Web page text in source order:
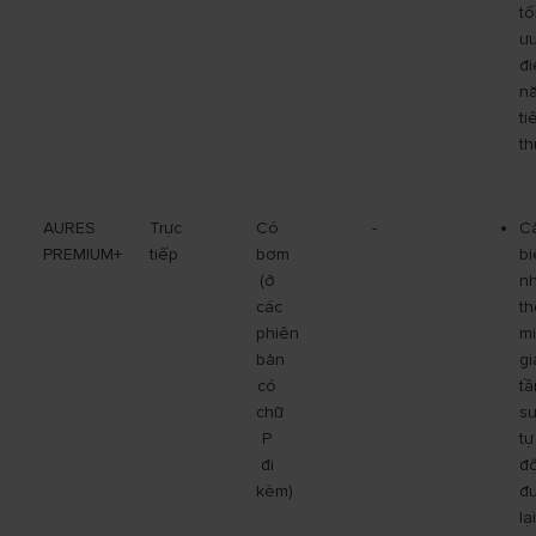
AURES
PREMIUM+
Trực
tiếp
Có
bơm
(ở
các
phiên
bản
có
chữ
P
đi
kèm)
-
tự